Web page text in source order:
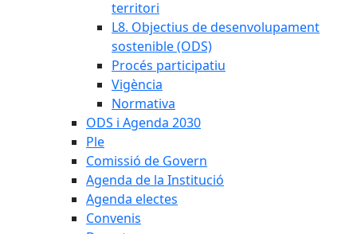
territori
L8. Objectius de desenvolupament
sostenible (ODS)
Procés participatiu
Vigència
Normativa
ODS i Agenda 2030
Ple
Comissió de Govern
Agenda de la Institució
Agenda electes
Convenis